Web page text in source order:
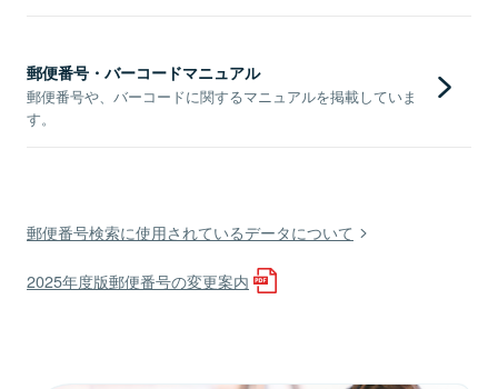
郵便番号・バーコードマニュアル
郵便番号や、バーコードに関するマニュアルを掲載していま
す。
郵便番号検索に使用されているデータについて
2025年度版郵便番号の変更案内